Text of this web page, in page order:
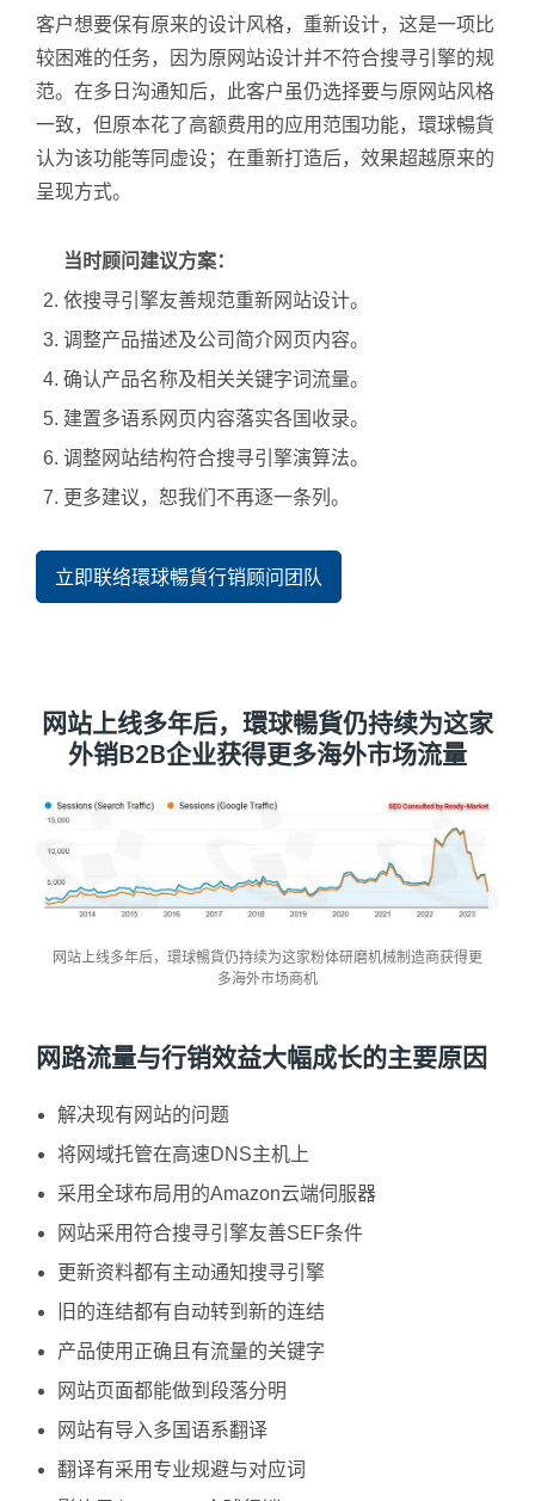
客户想要保有原来的设计风格，重新设计，这是一项比
较困难的任务，因为原网站设计并不符合搜寻引擎的规
范。在多日沟通知后，此客户虽仍选择要与原网站风格
一致，但原本花了高额费用的应用范围功能，環球暢貨
认为该功能等同虚设；在重新打造后，效果超越原来的
呈现方式。
当时顾问建议方案：
依搜寻引擎友善规范重新网站设计。
调整产品描述及公司简介网页内容。
确认产品名称及相关关键字词流量。
建置多语系网页内容落实各国收录。
调整网站结构符合搜寻引擎演算法。
更多建议，恕我们不再逐一条列。
立即联络環球暢貨行销顾问团队
网站上线多年后，環球暢貨仍持续为这家
外销B2B企业获得更多海外市场流量
网站上线多年后，環球暢貨仍持续为这家粉体研磨机械制造商获得更
多海外市场商机
网路流量与行销效益大幅成长的主要原因
解决现有网站的问题
将网域托管在高速DNS主机上
采用全球布局用的Amazon云端伺服器
网站采用符合搜寻引擎友善SEF条件
更新资料都有主动通知搜寻引擎
旧的连结都有自动转到新的连结
产品使用正确且有流量的关键字
网站页面都能做到段落分明
网站有导入多国语系翻译
翻译有采用专业规避与对应词